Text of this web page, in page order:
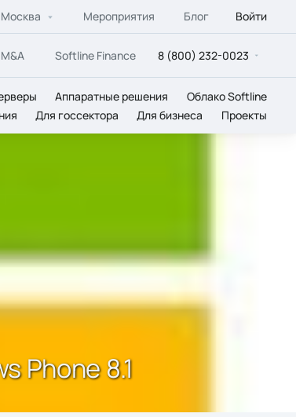
Москва Мероприятия Блог Войти
M&A Softline Finance 8 (800) 232-0023
Аппаратные решения
Облако Softline
Для госсектора Для бизнеса Проекты
Phone 8.1